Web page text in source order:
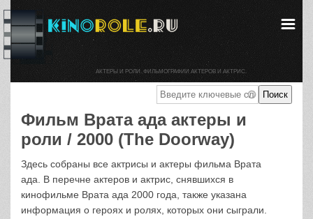
Фильм Врата ада актеры и
роли / 2000 (The Doorway)
Здесь собраны все актрисы и актеры фильма Врата
ада. В перечне актеров и актрис, снявшихся в
кинофильме Врата ада 2000 года, также указана
информация о героях и ролях, которых они сыграли.
АКТЕРЫ И РОЛИ. ФИЛЬМОГРАФИИ АКТЕРОВ И АКТРИС.